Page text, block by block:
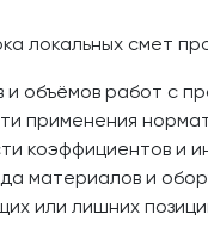
локальных смет
и объёмов работ с
применения
коэффициентов и
материалов и
или лишних